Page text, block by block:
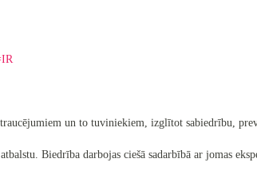
un to tuviniekiem, izglītot sabiedrību,
Biedrība darbojas ciešā sadarbībā ar jomas